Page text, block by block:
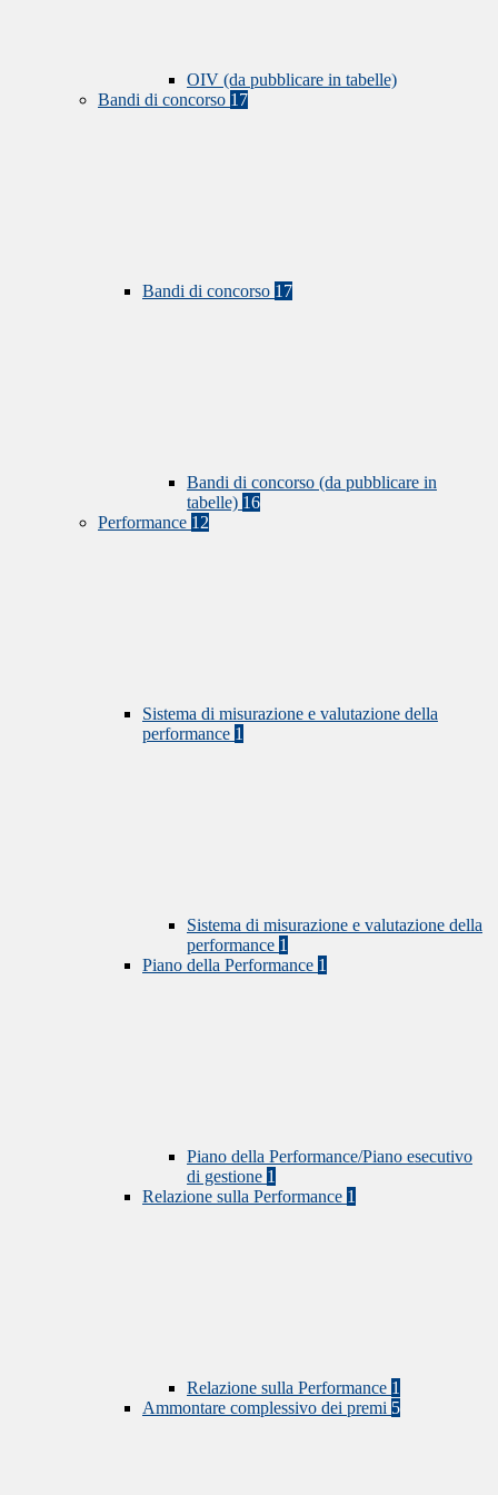
OIV (da pubblicare in tabelle)
Bandi di concorso 17
Bandi di concorso 17
Bandi di concorso (da pubblicare in
tabelle) 16
Performance 12
Sistema di misurazione e valutazione della
performance 1
Sistema di misurazione e valutazione della
performance 1
Piano della Performance 1
Piano della Performance/Piano esecutivo
di gestione 1
Relazione sulla Performance 1
Relazione sulla Performance 1
Ammontare complessivo dei premi 5